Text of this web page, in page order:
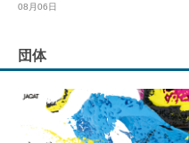
08月06日
団体